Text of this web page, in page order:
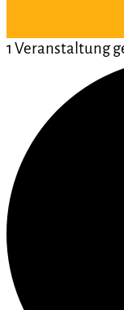
1 Veranstaltung